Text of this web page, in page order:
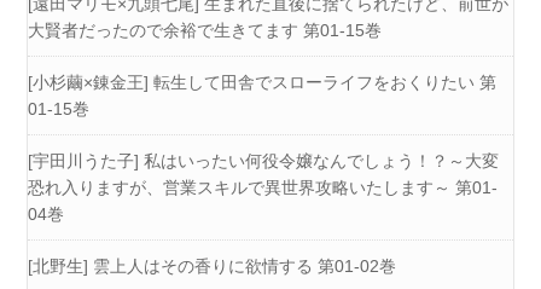
大賢者だったので余裕で生きてます 第01-15巻
[小杉繭×錬金王] 転生して田舎でスローライフをおくりたい 第
01-15巻
[宇田川うた子] 私はいったい何役令嬢なんでしょう！？～大変
恐れ入りますが、営業スキルで異世界攻略いたします～ 第01-
04巻
[北野生] 雲上人はその香りに欲情する 第01-02巻